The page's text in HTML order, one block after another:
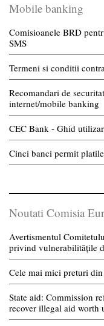
Mobile banking
Comisioanele BRD
SMS
Termeni si conditii
Recomandari de
internet/mobile banking
CEC Bank - Ghid
Cinci banci permit
Noutati Comisia
Avertismentul
privind vulnerabilitățile
Cele mai mici preturi
State aid: Commission
recover illegal aid worth